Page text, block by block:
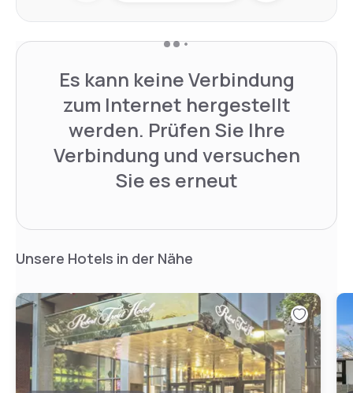
Es kann keine Verbindung
zum Internet hergestellt
werden. Prüfen Sie Ihre
Verbindung und versuchen
Sie es erneut
Unsere Hotels in der Nähe